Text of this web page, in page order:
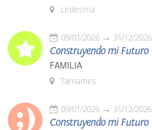
Ledesma
09/01/2026 31/12/2026
Construyendo mi Futuro
FAMILIA
Tamames
09/01/2026 31/12/2026
Construyendo mi Futuro